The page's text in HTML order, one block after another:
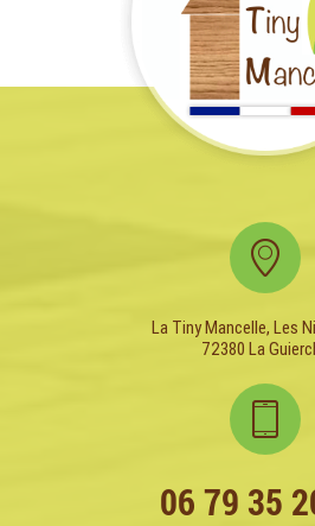
La Tiny Mancelle, Les
72380 La
06 79 35